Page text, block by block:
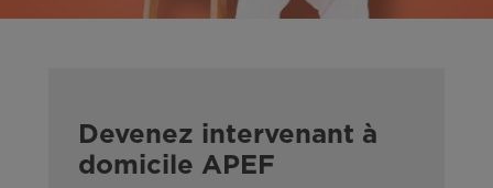
Devenez intervenant à
domicile APEF